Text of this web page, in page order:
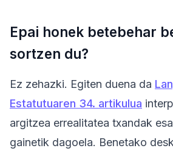
Epai honek betebehar
sortzen du?
Ez zehazki. Egiten duena da
Estatutuaren 34. artikulua
argitzea errealitatea txandak
gainetik dagoela. Benetako